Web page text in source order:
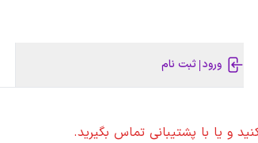
ورود ثبت نام
و یا با پشتیبانی تماس بگیرید.